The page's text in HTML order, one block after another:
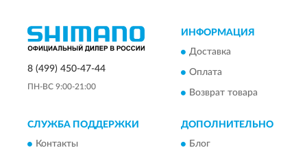
8 (499) 450-47-44
ПН-ВС 9:00-21:00
ИНФОРМАЦИЯ
Доставка
Оплата
Возврат товара
СЛУЖБА ПОДДЕРЖКИ
Контакты
ДОПОЛНИТЕЛЬНО
Блог